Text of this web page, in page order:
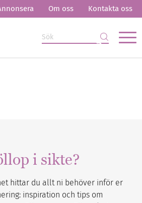
Om oss Kontakta oss
i sikte?
hittar du allt ni behöver inför er
inspiration och tips om